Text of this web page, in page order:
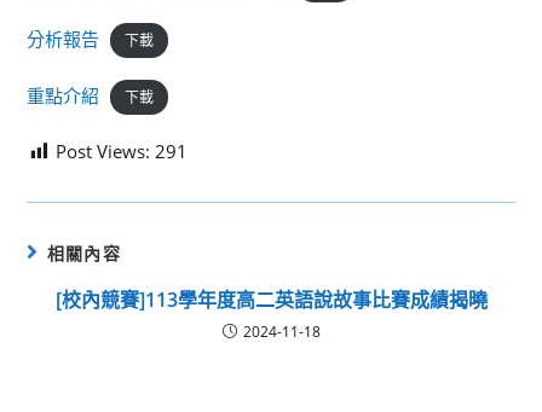
分析報告 下載
重點介紹 下載
Post Views: 291
相關內容
[校內競賽]113學年度高二英語說故事比賽成績揭曉
2024-11-18